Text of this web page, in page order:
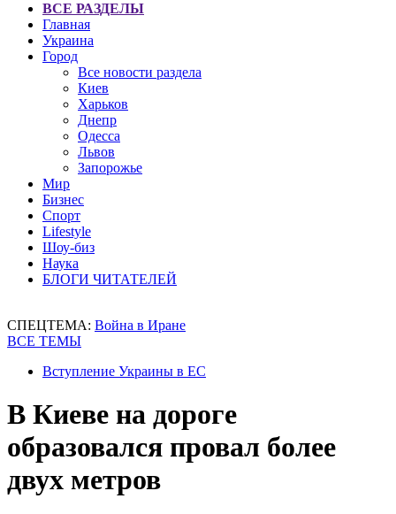
ВСЕ РАЗДЕЛЫ
Главная
Украина
Город
Все новости раздела
Киев
Харьков
Днепр
Одесса
Львов
Запорожье
Мир
Бизнес
Спорт
Lifestyle
Шоу-биз
Наука
БЛОГИ ЧИТАТЕЛЕЙ
СПЕЦТЕМА: Война в Иране
ВСЕ ТЕМЫ
Вступление Украины в ЕС
В Киеве на дороге
образовался провал более
двух метров